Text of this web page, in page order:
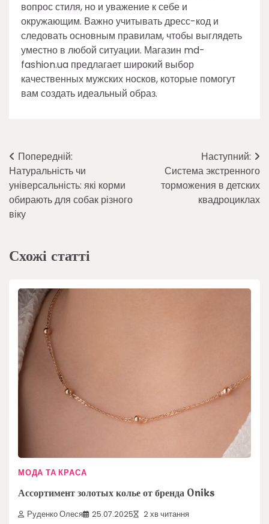
вопрос стиля, но и уважение к себе и
окружающим. Важно учитывать дресс-код и
следовать основным правилам, чтобы выглядеть
уместно в любой ситуации. Магазин md-
fashion.ua предлагает широкий выбор
качественных мужских носков, которые помогут
вам создать идеальный образ.
Навігація
записів
Попередній:
Натуральність чи
універсальність: які корми
обирають для собак різного
віку
Наступний:
Система экстренного
торможения в детских
квадроциклах
Схожі статті
МОДА ТА КРАСА
Ассортимент золотых колье от бренда Oniks
Руденко Олеся 25.07.2025 2 хв читання